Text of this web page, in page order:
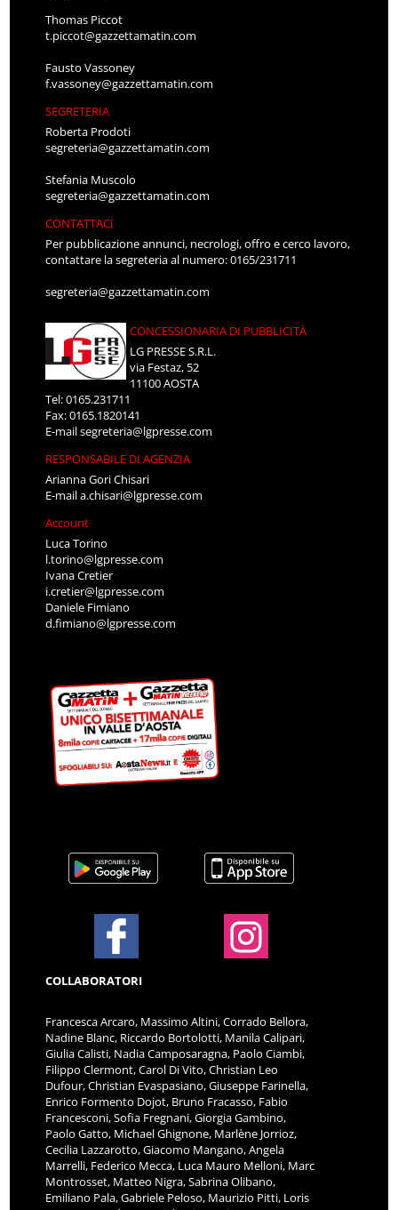
Thomas Piccot
t.piccot@gazzettamatin.com
Fausto Vassoney
f.vassoney@gazzettamatin.com
SEGRETERIA
Roberta Prodoti
segreteria@gazzettamatin.com
Stefania Muscolo
segreteria@gazzettamatin.com
CONTATTACI
Per pubblicazione annunci, necrologi, offro e cerco lavoro,
contattare la segreteria al numero: 0165/231711
segreteria@gazzettamatin.com
CONCESSIONARIA DI PUBBLICITÀ
LG PRESSE S.R.L.
via Festaz, 52
11100 AOSTA
Tel: 0165.231711
Fax: 0165.1820141
E-mailsegreteria@lgpresse.com
RESPONSABILE DI AGENZIA
Arianna Gori Chisari
E-maila.chisari@lgpresse.com
Account
Luca Torino
l.torino@lgpresse.com
Ivana Cretier
i.cretier@lgpresse.com
Daniele Fimiano
d.fimiano@lgpresse.com
COLLABORATORI
Francesca Arcaro, Massimo Altini, Corrado Bellora,
Nadine Blanc, Riccardo Bortolotti, Manila Calipari,
Giulia Calisti, Nadia Camposaragna, Paolo Ciambi,
Filippo Clermont, Carol Di Vito, Christian Leo
Dufour, Christian Evaspasiano, Giuseppe Farinella,
Enrico Formento Dojot, Bruno Fracasso, Fabio
Francesconi, Sofia Fregnani, Giorgia Gambino,
Paolo Gatto, Michael Ghignone, Marlène Jorrioz,
Cecilia Lazzarotto, Giacomo Mangano, Angela
Marrelli, Federico Mecca, Luca Mauro Melloni, Marc
Montrosset, Matteo Nigra, Sabrina Olibano,
Emiliano Pala, Gabriele Peloso, Maurizio Pitti, Loris